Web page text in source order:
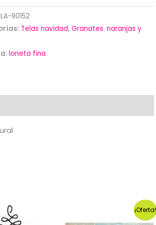
90152
Telas navidad, Granates. naranjas y
loneta fina
¡Oferta!